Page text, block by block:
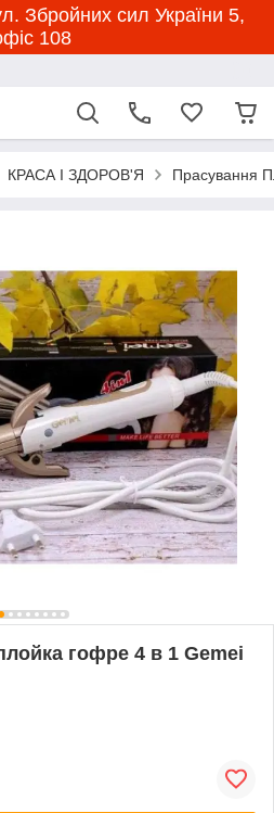
Збройних сил України 5,
108
КРАСА І ЗДОРОВ'Я Прасування
гофре 4 в 1 Gemei